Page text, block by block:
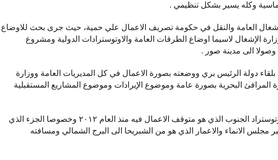
وكله يسير بشكل تنظيمي .
العامة والنقل في حكومة تصريف الاعمال علي حمية، حيث جرى بحث للاوضاع
الإشغال لاسيما اوضاع الطرقات العامة والاوتوسترادات الدولية ومشروع
وصولا الى مدينة صور .
بلقاء دولة الرئيس بري ووضعته بصورة الاعمال في كل المديريات العامة ووزارة
المرافئ البحرية بصورة عامة وموضوع الإيرادات وموضوع المشاريع المستقبلية
وأضاف “تطرقنا أيضاً الى موضوع اوتوستراد الجنوب الذي هو متوقف الاعمال فيه منذ العام ٢٠١٢ وخصوصا الجزء الذي
مجلس الانماء والاعمار الذي هو من الشبريحا الى البرج الشمالي ومسافته